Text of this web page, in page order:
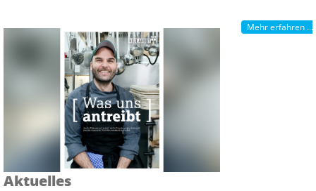
Mehr erfahren ...
Aktuelles